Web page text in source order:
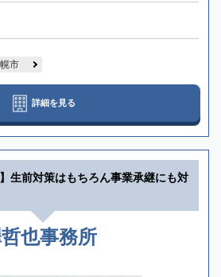
市
詳細を見る
生前対策はもちろん事業承継にも対
也事務所